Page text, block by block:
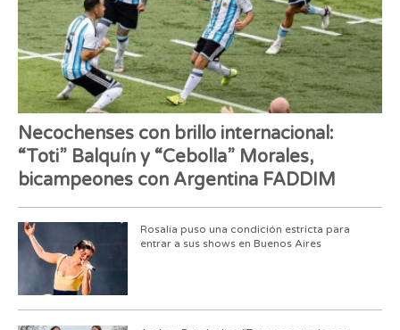
Necochenses con brillo internacional:
“Toti” Balquín y “Cebolla” Morales,
bicampeones con Argentina FADDIM
Rosalía puso una condición estricta para
entrar a sus shows en Buenos Aires